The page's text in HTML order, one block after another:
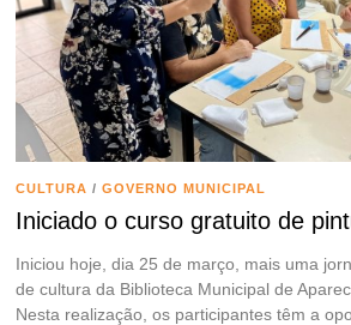
CULTURA / GOVERNO MUNICIPAL
Iniciado o curso gratuito de
Iniciou hoje, dia 25 de março, mais uma
de cultura da Biblioteca Municipal de
Nesta realização, os participantes têm a